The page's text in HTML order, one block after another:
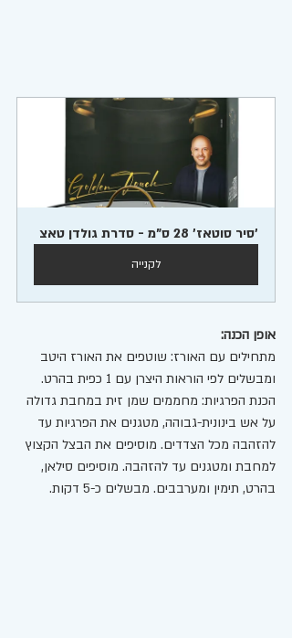
'סיר סוטאז' 28 ס"מ - סדרת גולדן טאצ
לקנייה
אופן הכנה:
מתחילים עם האורז: שוטפים את האורז היטב
ומבשלים לפי הוראות היצרן עם 1 כפית בהרט.
הכנת הפרגיות: מחממים שמן זית במחבת גדולה
על אש בינונית-גבוהה, מטגנים את הפרגיות עד
להזהבה מכל הצדדים. מוסיפים את הבצל הקצוץ
למחבת ומטגנים עד להזהבה. מוסיפים סילאן,
בהרט, תימין ומערבבים. מבשלים כ-5 דקות.